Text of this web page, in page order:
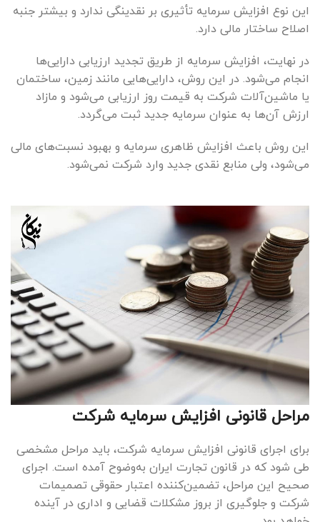
این نوع افزایش سرمایه تأثیری بر نقدینگی ندارد و بیشتر جنبه
اصلاح ساختار مالی دارد.
در نهایت، افزایش سرمایه از طریق تجدید ارزیابی دارایی‌ها
انجام می‌شود. در این روش، دارایی‌هایی مانند زمین، ساختمان
یا ماشین‌آلات شرکت به قیمت روز ارزیابی می‌شود و مازاد
ارزش آن‌ها به عنوان سرمایه جدید ثبت می‌گردد.
این روش باعث افزایش ظاهری سرمایه و بهبود نسبت‌های مالی
می‌شود، ولی منابع نقدی جدید وارد شرکت نمی‌شود.
مراحل قانونی افزایش سرمایه شرکت
برای اجرای قانونی افزایش سرمایه شرکت، باید مراحل مشخصی
طی شود که در قانون تجارت ایران به‌وضوح آمده است. اجرای
صحیح این مراحل، تضمین‌کننده اعتبار حقوقی تصمیمات
شرکت و جلوگیری از بروز مشکلات قضایی و اداری در آینده